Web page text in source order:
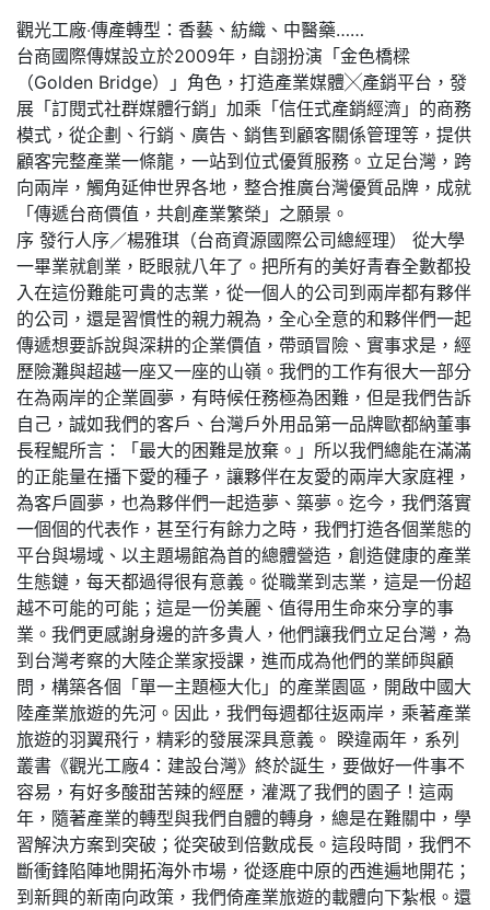
觀光工廠‧傳產轉型：香藝、紡織、中醫藥……
台商國際傳媒設立於2009年，自詡扮演「金色橋樑
（Golden Bridge）」角色，打造產業媒體╳產銷平台，發
展「訂閱式社群媒體行銷」加乘「信任式產銷經濟」的商務
模式，從企劃、行銷、廣告、銷售到顧客關係管理等，提供
顧客完整產業一條龍，一站到位式優質服務。立足台灣，跨
向兩岸，觸角延伸世界各地，整合推廣台灣優質品牌，成就
「傳遞台商價值，共創產業繁榮」之願景。
序 發行人序／楊雅琪（台商資源國際公司總經理） 從大學
一畢業就創業，眨眼就八年了。把所有的美好青春全數都投
入在這份難能可貴的志業，從一個人的公司到兩岸都有夥伴
的公司，還是習慣性的親力親為，全心全意的和夥伴們一起
傳遞想要訴說與深耕的企業價值，帶頭冒險、實事求是，經
歷險灘與超越一座又一座的山嶺。我們的工作有很大一部分
在為兩岸的企業圓夢，有時候任務極為困難，但是我們告訴
自己，誠如我們的客戶、台灣戶外用品第一品牌歐都納董事
長程鯤所言：「最大的困難是放棄。」所以我們總能在滿滿
的正能量在播下愛的種子，讓夥伴在友愛的兩岸大家庭裡，
為客戶圓夢，也為夥伴們一起造夢、築夢。迄今，我們落實
一個個的代表作，甚至行有餘力之時，我們打造各個業態的
平台與場域、以主題場館為首的總體營造，創造健康的產業
生態鏈，每天都過得很有意義。從職業到志業，這是一份超
越不可能的可能；這是一份美麗、值得用生命來分享的事
業。我們更感謝身邊的許多貴人，他們讓我們立足台灣，為
到台灣考察的大陸企業家授課，進而成為他們的業師與顧
問，構築各個「單一主題極大化」的產業園區，開啟中國大
陸產業旅遊的先河。因此，我們每週都往返兩岸，乘著產業
旅遊的羽翼飛行，精彩的發展深具意義。 睽違兩年，系列
叢書《觀光工廠4：建設台灣》終於誕生，要做好一件事不
容易，有好多酸甜苦辣的經歷，灌溉了我們的園子！這兩
年，隨著產業的轉型與我們自體的轉身，總是在難關中，學
習解決方案到突破；從突破到倍數成長。這段時間，我們不
斷衝鋒陷陣地開拓海外巿場，從逐鹿中原的西進遍地開花；
到新興的新南向政策，我們倚產業旅遊的載體向下紮根。還